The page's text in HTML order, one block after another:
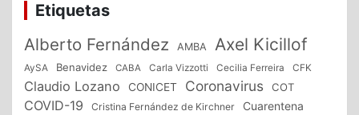
Etiquetas
Alberto Fernández AMBA Axel Kicillof
AySA Benavidez CABA Carla Vizzotti Cecilia Ferreira CFK
Claudio Lozano CONICET Coronavirus COT
COVID-19 Cristina Fernández de Kirchner Cuarentena